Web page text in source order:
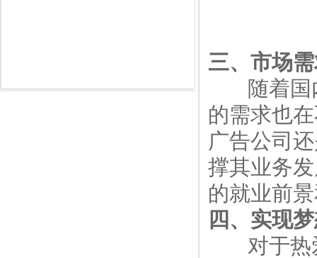
三、市场
随着国内
的需求也
广告公司
撑其业务
的就业前
四、实现
对于热爱